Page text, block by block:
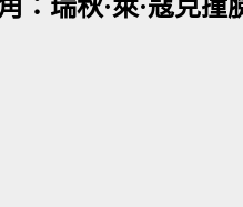
瑞秋·萊·寇克撞